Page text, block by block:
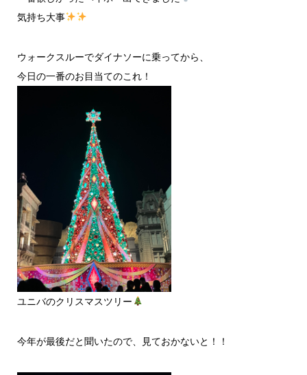
気持ち大事
ウォークスルーでダイナソーに乗ってから、
今日の一番のお目当てのこれ！
ユニバのクリスマスツリー
今年が最後だと聞いたので、見ておかないと！！